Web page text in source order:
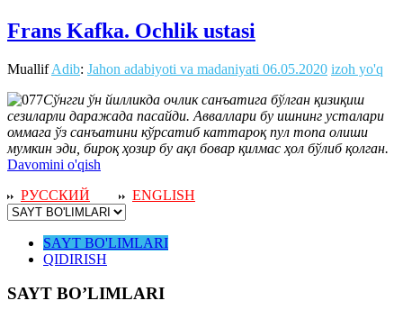
Frans Kafka. Ochlik ustasi
MuallifAdib: Jahon adabiyoti va madaniyati 06.05.2020 izoh yo'q
Сўнгги ўн йилликда очлик санъатига бўлган қизиқиш
сезиларли даражада пасайди. Авваллари бу ишнинг усталари
оммага ўз санъатини кўрсатиб каттароқ пул топа олиши
мумкин эди, бироқ ҳозир бу ақл бовар қилмас ҳол бўлиб қолган.
Davomini o'qish
РУССКИЙ
ENGLISH
SAYT BO'LIMLARI
QIDIRISH
SAYT BO’LIMLARI